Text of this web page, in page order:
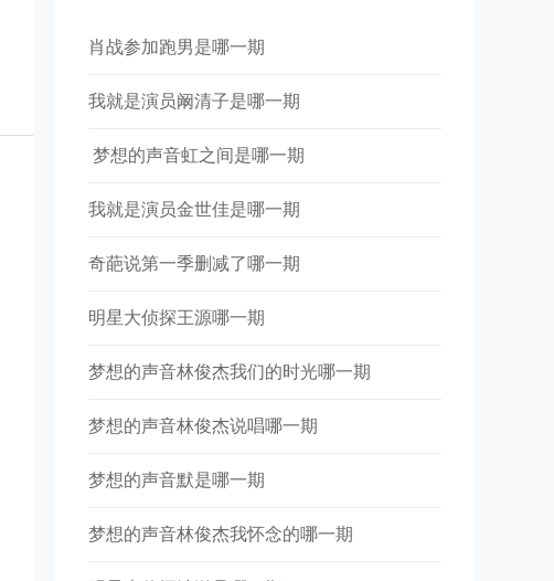
肖战参加跑男是哪一期
我就是演员阚清子是哪一期
​ 梦想的声音虹之间是哪一期
我就是演员金世佳是哪一期
奇葩说第一季删减了哪一期
明星大侦探王源哪一期
梦想的声音林俊杰我们的时光哪一期
梦想的声音林俊杰说唱哪一期
梦想的声音默是哪一期
梦想的声音林俊杰我怀念的哪一期